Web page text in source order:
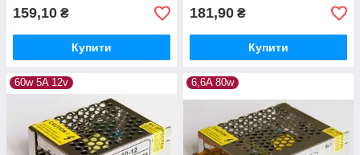
159,10 ₴
Купити
181,90 ₴
Купити
60w 5A 12v 6,6A 80w